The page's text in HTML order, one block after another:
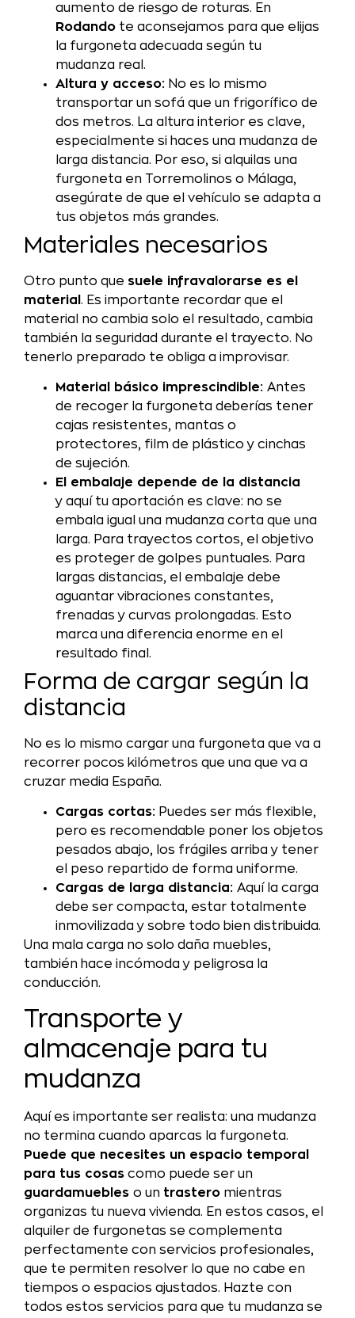
aumento de riesgo de roturas. En
Rodando te aconsejamos para que elijas
la furgoneta adecuada según tu
mudanza real.
Altura y acceso: No es lo mismo
transportar un sofá que un frigorífico de
dos metros. La altura interior es clave,
especialmente si haces una mudanza de
larga distancia. Por eso, si alquilas una
furgoneta en Torremolinos o Málaga,
asegúrate de que el vehículo se adapta a
tus objetos más grandes.
Materiales necesarios
Otro punto que suele infravalorarse es el
material . Es importante recordar que el
material no cambia solo el resultado, cambia
también la seguridad durante el trayecto. No
tenerlo preparado te obliga a improvisar.
Material básico imprescindible: Antes
de recoger la furgoneta deberías tener
cajas resistentes, mantas o
protectores, film de plástico y cinchas
de sujeción.
El embalaje depende de la distancia
y aquí tu aportación es clave: no se
embala igual una mudanza corta que una
larga. Para trayectos cortos, el objetivo
es proteger de golpes puntuales. Para
largas distancias, el embalaje debe
aguantar vibraciones constantes,
frenadas y curvas prolongadas. Esto
marca una diferencia enorme en el
resultado final.
Forma de cargar según la
distancia
No es lo mismo cargar una furgoneta que va a
recorrer pocos kilómetros que una que va a
cruzar media España.
Cargas cortas: Puedes ser más flexible,
pero es recomendable poner los objetos
pesados abajo, los frágiles arriba y tener
el peso repartido de forma uniforme.
Cargas de larga distancia: Aquí la carga
debe ser compacta, estar totalmente
inmovilizada y sobre todo bien distribuida.
Una mala carga no solo daña muebles,
también hace incómoda y peligrosa la
conducción.
Transporte y
almacenaje para tu
mudanza
Aquí es importante ser realista: una mudanza
no termina cuando aparcas la furgoneta.
Puede que necesites un espacio temporal
para tus cosas como puede ser un
guardamuebles o un trastero mientras
organizas tu nueva vivienda. En estos casos, el
alquiler de furgonetas se complementa
perfectamente con servicios profesionales,
que te permiten resolver lo que no cabe en
tiempos o espacios ajustados. Hazte con
todos estos servicios para que tu mudanza se